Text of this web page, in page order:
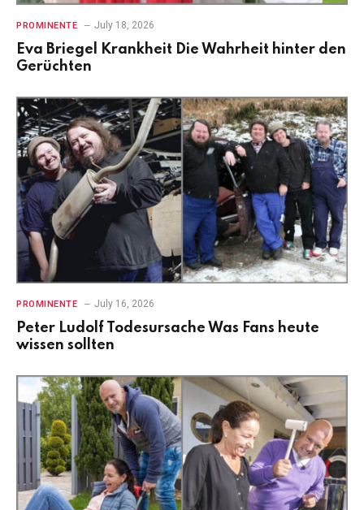
PROMINENTE July 18, 2026
Eva Briegel Krankheit Die Wahrheit hinter den
Gerüchten
PROMINENTE July 16, 2026
Peter Ludolf Todesursache Was Fans heute
wissen sollten